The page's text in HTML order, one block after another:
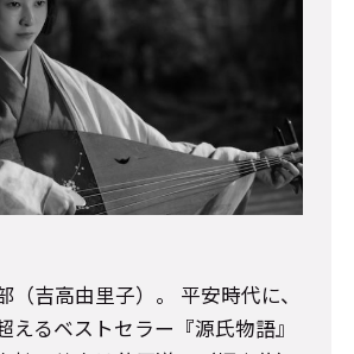
（吉高由里子）。 平安時代に、
えるベストセラー『源氏物語』